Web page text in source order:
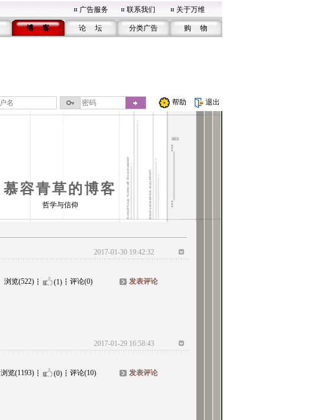
广告服务 联系我们 关于万维
博 客 论 坛 分类广告 购 物
帮助 退出
慕容青草的博客
哲学与信仰
2017-01-30 19:42:32
浏览(522) (1) 评论(0) 发表评论
2017-01-29 16:58:43
浏览(1193) (0) 评论(10) 发表评论